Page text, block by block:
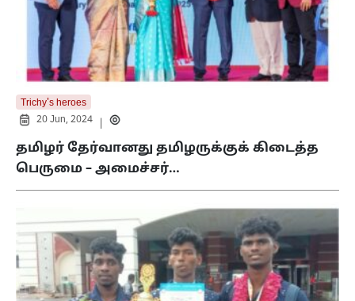
Trichy's heroes
20 Jun, 2024
தமிழர் தேர்வானது தமிழருக்குக் கிடைத்த
பெருமை – அமைச்சர்…